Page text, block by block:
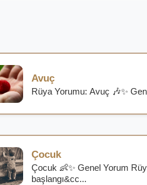
Avuç
Rüya Yorumu: Avuç 🎶✨
Çocuk
Çocuk 👶✨ Genel Yorum
başlangı&cc...